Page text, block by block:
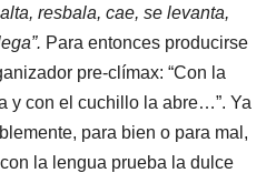
resbala, cae, se levanta,
Para entonces producirse
pre-clímax: “Con la
y con el cuchillo la abre…”. Ya
para bien o para mal,
la lengua prueba la dulce